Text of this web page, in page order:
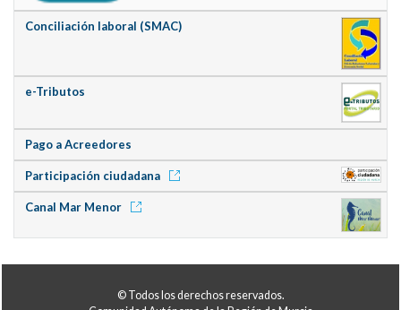
Conciliación laboral (SMAC)
e-Tributos
Pago a Acreedores
Participación ciudadana
Canal Mar Menor
© Todos los derechos reservados.